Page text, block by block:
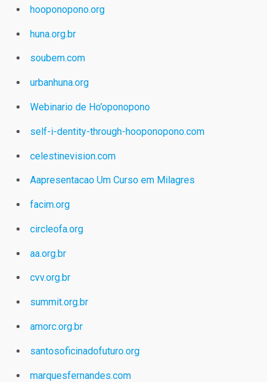
hooponopono.org
huna.org.br
soubem.com
urbanhuna.org
Webinario de Ho’oponopono
self-i-dentity-through-hooponopono.com
celestinevision.com
Aapresentacao Um Curso em Milagres
facim.org
circleofa.org
aa.org.br
cvv.org.br
summit.org.br
amorc.org.br
santosoficinadofuturo.org
marquesfernandes.com